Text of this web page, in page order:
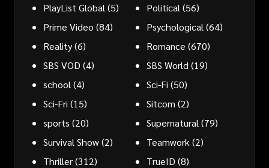
PlayList Global (5) Political (56)
Prime Video (84) Psychological (64)
Reality(6) Romance (670)
SBS VOD (4) SBS World (19)
school (4) Sci-Fi (50)
Sci-Fri (15) Sitcom (2)
sports (20) Supernatural (79)
Survival Show(2) Teamwork (2)
Thriller(312) TrueID (8)